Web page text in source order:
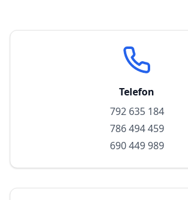
Telefon
792 635 184
786 494 459
690 449 989